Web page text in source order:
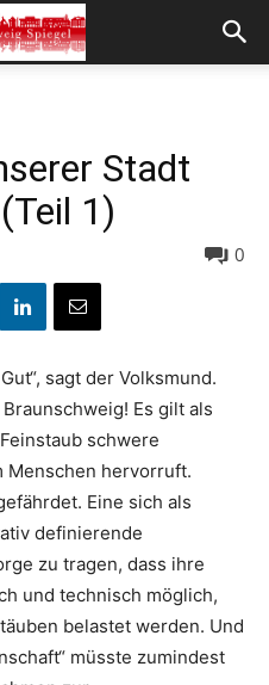
Stadt
1)
0
sagt der Volksmund.
Es gilt als
schwere
Menschen hervorruft.
Eine sich als
definierende
zu tragen, dass ihre
und technisch möglich,
belastet werden. Und
müsste zumindest